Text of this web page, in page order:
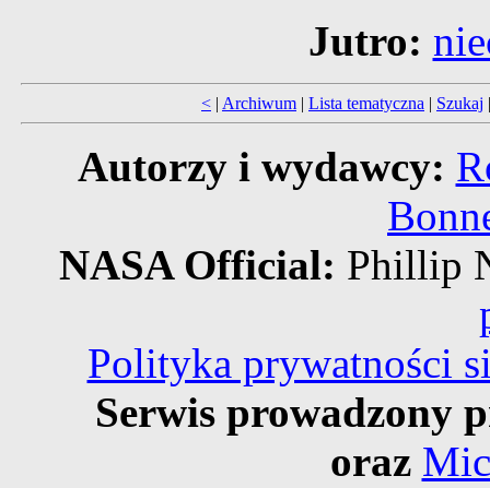
Jutro:
< | Archiwum | Lista tematyczna | Szukaj
Autorzy i wydawcy:
NASA Official: Phillip
Polityka prywatności
Serwis prowadzony
oraz